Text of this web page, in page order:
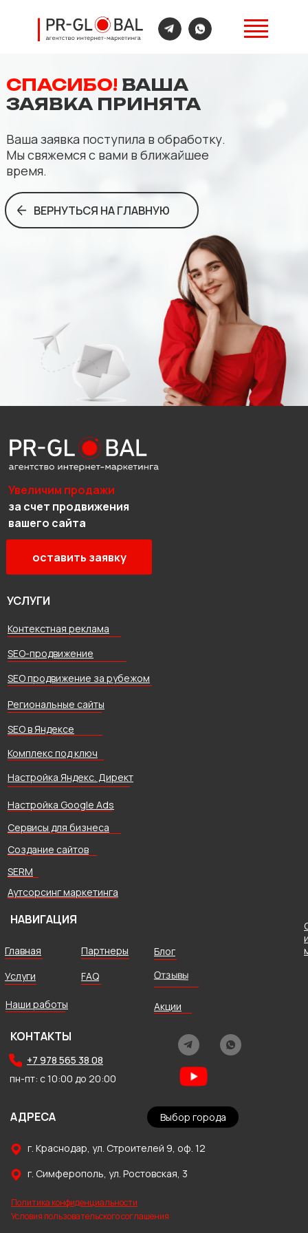
СПАСИБО! ВАША
ЗАЯВКА ПРИНЯТА
Ваша заявка поступила в обработку.
Мы свяжемся с вами в ближайшее
время.
ВЕРНУТЬСЯ НА ГЛАВНУЮ
Увеличим продажи
за счет продвижения
вашего сайта
УСЛУГИ
SEO-продвижение
Контекстная реклама
SEO продвижение за рубежом
оставить заявку
Сервисы для бизнеса
Создание сайтов
Аутсорсинг маркетинга
SERM
+7 978 565 38 08
пн-пт: с 10:00 до 20:00
КОНТАКТЫ
НАВИГАЦИЯ
АДРЕСА
г. Краснодар, ул. Строителей 9, оф. 12
г. Симферополь, ул. Ростовская, 3
Политика конфиденциальности
Условия пользовательского соглашения
Главная
Услуги
Наши работы
Отзывы
Партнеры
FAQ
Блог
Региональные сайты
Настройка Яндекс. Директ
SEO в Яндексе
Комплекс под ключ
Выбор города
Акции
Настройка Google Ads